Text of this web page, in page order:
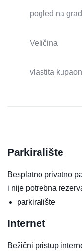
pogled na grad
Veličina
vlastita
Parkiralište
Besplatno privatno
i nije potrebna
parkiralište
Internet
Bežični pristup